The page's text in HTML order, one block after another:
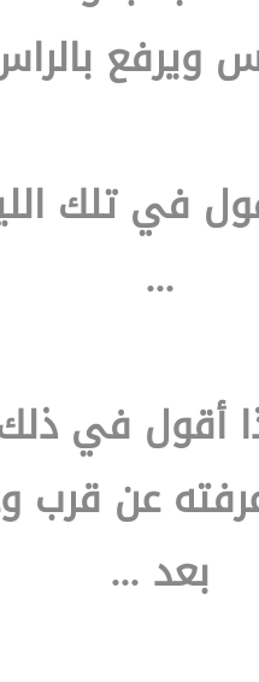
ويرفع
في تلك
...
أقول في
عن قرب
بعد ...